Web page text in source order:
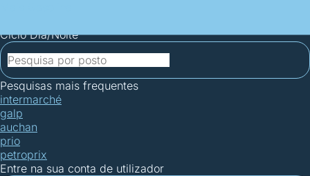
Ciclo Dia/Noite
Pesquisas mais frequentes
intermarché
galp
auchan
prio
petroprix
Entre na sua conta de utilizador